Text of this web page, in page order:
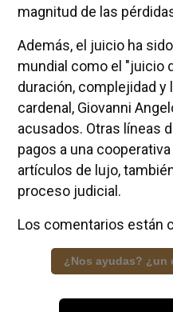
magnitud de las
Además, el juicio ha
mundial como el "juicio
duración, complejidad y
cardenal, Giovanni
acusados. Otras líneas
pagos a una
artículos de lujo,
proceso judicial.
Los comentarios están
¿Nos ayudas? ¿un